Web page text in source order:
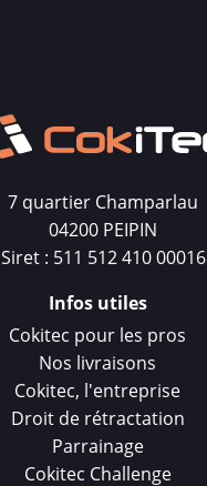
7 quartier Champarlau
04200 PEIPIN
Siret : 511 512 410 00016
Infos utiles
Cokitec pour les pros
Nos livraisons
Cokitec, l'entreprise
Droit de rétractation
Parrainage
Cokitec Challenge